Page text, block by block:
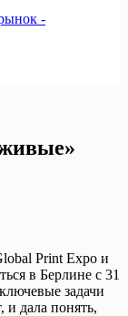
-
Print Expo и
в Берлине с 31
задачи
и дала понять,